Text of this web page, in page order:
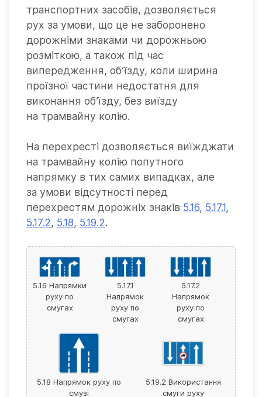
транспортних засобів, дозволяється
рух за умови, що це не заборонено
дорожніми знаками чи дорожньою
розміткою, а також під час
випередження, об’їзду, коли ширина
проїзної частини недостатня для
виконання об’їзду, без виїзду
на трамвайну колію.
На перехресті дозволяється виїжджати
на трамвайну колію попутного
напрямку в тих самих випадках, але
за умови відсутності перед
перехрестям дорожніх знаків 5.16, 5.17.1,
5.17.2, 5.18, 5.19.2.
5.16 Напрямки
руху по
смугах
5.17.1
Напрямок
руху по
смугах
5.17.2
Напрямок
руху по
смугах
5.18 Напрямок руху по
смузі
5.19.2 Використання
смуги руху